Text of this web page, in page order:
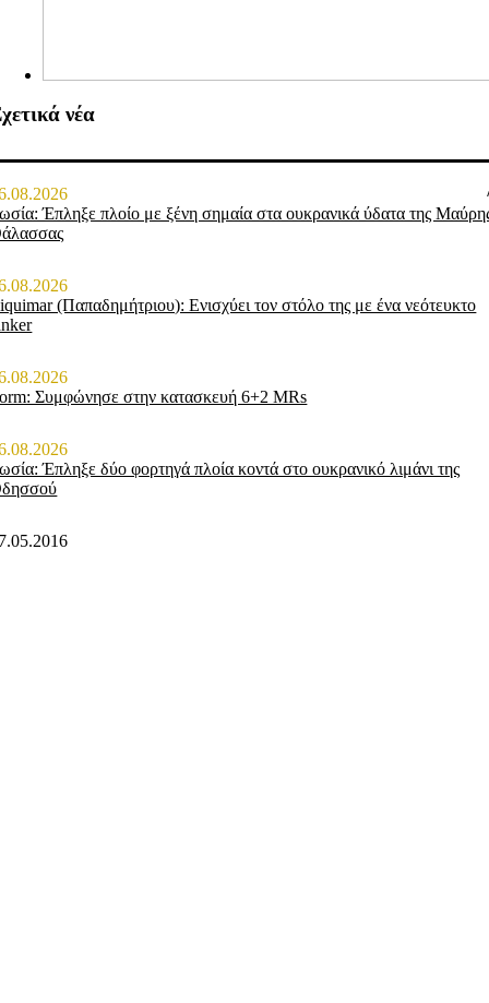
νέα
Έπληξε πλοίο με ξένη σημαία στα ουκρανικά ύδατα της
(Παπαδημήτριου): Ενισχύει τον στόλο της με ένα νεότευκτο
Συμφώνησε στην κατασκευή 6+2 MRs
Έπληξε δύο φορτηγά πλοία κοντά στο ουκρανικό λιμάνι της